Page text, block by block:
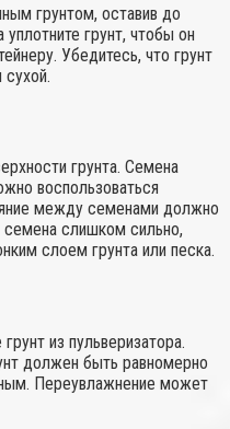
грунтом, оставив до
грунт, чтобы он
Убедитесь, что грунт
грунта. Семена
воспользоваться
между семенами должно
слишком сильно,
слоем грунта или песка.
из пульверизатора.
должен быть равномерно
Переувлажнение может